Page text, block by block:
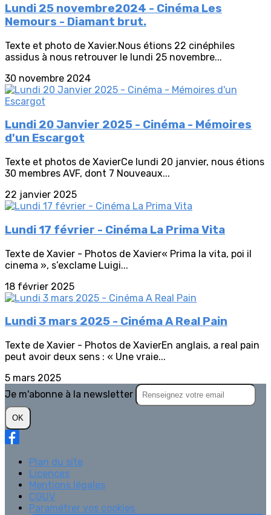
Lundi 25 novembre2024 - Cinéma Les
Nemours - Diamant brut.
Texte et photo de Xavier.Nous étions 22 cinéphiles
assidus à nous retrouver le lundi 25 novembre...
30 novembre 2024
Lundi 20 Janvier 2025 - Cinéma - Mémoires
d'un Escargot
Texte et photos de XavierCe lundi 20 janvier, nous étions
30 membres AVF, dont 7 Nouveaux...
22 janvier 2025
Lundi 17 février - Cinéma La Prima Vita
Texte de Xavier - Photos de Xavier« Prima la vita, poi il
cinema », s’exclame Luigi...
18 février 2025
Lundi 3 mars 2025 - Cinéma A Real Pain
Texte de Xavier - Photos de XavierEn anglais, a real pain
peut avoir deux sens : « Une vraie...
5 mars 2025
Je m'abonne à la newsletter
OK
Plan du site
Licences
Mentions légales
CGUV
Paramétrer vos cookies